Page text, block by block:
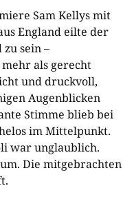
Sam Kellys mit
England eilte der
sein –
als gerecht
und druckvoll,
Augenblicken
Stimme blieb bei
im Mittelpunkt.
war unglaublich.
Die mitgebrachten